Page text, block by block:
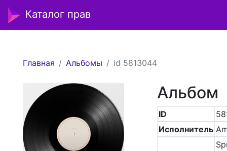
Каталог прав
Главная Альбомы id 5813044
Альбом
ID
Исполнитель